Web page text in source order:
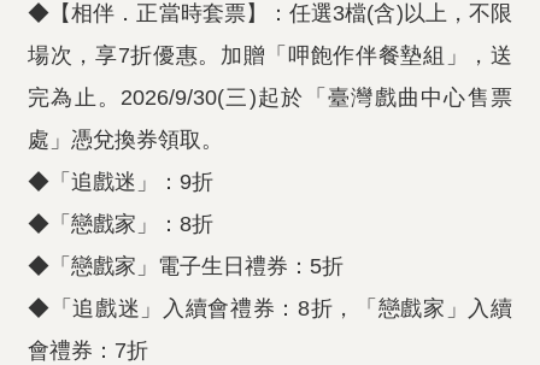
◆【相伴．正當時套票】：任選3檔(含)以上，不限
場次，享7折優惠。加贈「呷飽作伴餐墊組」，送
完為止。2026/9/30(三)起於「臺灣戲曲中心售票
處」憑兌換券領取。
◆「追戲迷」：9折
◆「戀戲家」：8折
◆「戀戲家」電子生日禮券：5折
◆「追戲迷」入續會禮券：8折，「戀戲家」入續
會禮券：7折